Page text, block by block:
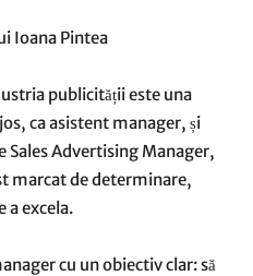
Ioana Pintea
publicității este una
ca asistent manager, și
Sales Advertising Manager,
marcat de determinare,
a excela.
cu un obiectiv clar: să